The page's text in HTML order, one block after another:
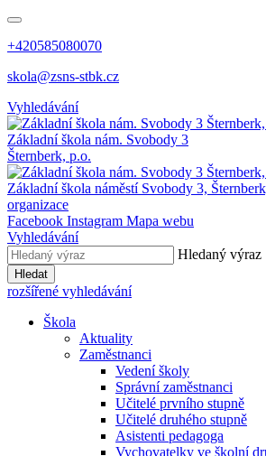
+420585080070
skola@zsns-stbk.cz
Vyhledávání
Základní škola nám. Svobody 3
Šternberk, p.o.
Základní škola náměstí Svobody 3,
organizace
Facebook Instagram Mapa webu
Vyhledávání
Hledaný výraz
Hledat
rozšířené vyhledávání
Škola
Aktuality
Zaměstnanci
Vedení školy
Správní zaměstnanci
Učitelé prvního stupně
Učitelé druhého stupně
Asistenti pedagoga
Vychovatelky ve školní